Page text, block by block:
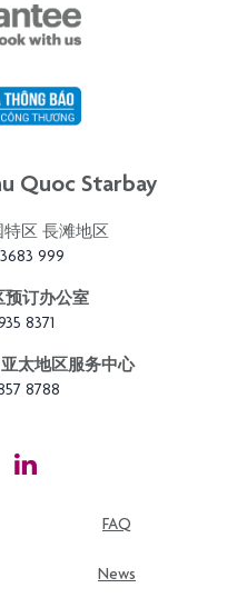
Quoc Starbay
区 長滩地区
999
预订办公室
8371
亚太地区服务中心
8788
FAQ
News